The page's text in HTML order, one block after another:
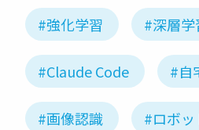
#強化学習 #深層学
#Claude Code #自
#画像認識 #ロボ